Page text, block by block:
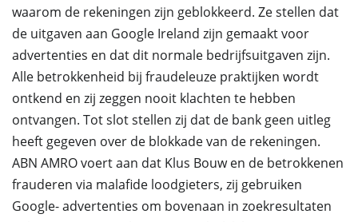
waarom de rekeningen zijn geblokkeerd. Ze stellen dat
de uitgaven aan Google Ireland zijn gemaakt voor
advertenties en dat dit normale bedrijfsuitgaven zijn.
Alle betrokkenheid bij fraudeleuze praktijken wordt
ontkend en zij zeggen nooit klachten te hebben
ontvangen. Tot slot stellen zij dat de bank geen uitleg
heeft gegeven over de blokkade van de rekeningen.
ABN AMRO voert aan dat Klus Bouw en de betrokkenen
frauderen via malafide loodgieters, zij gebruiken
Google- advertenties om bovenaan in zoekresultaten